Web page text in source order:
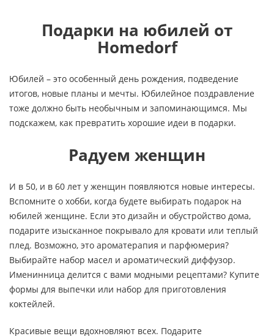
Подарки на юбилей от
Homedorf
Юбилей – это особенный день рождения, подведение
итогов, новые планы и мечты. Юбилейное поздравление
тоже должно быть необычным и запоминающимся. Мы
подскажем, как превратить хорошие идеи в подарки.
Радуем женщин
И в 50, и в 60 лет у женщин появляются новые интересы.
Вспомните о хобби, когда будете выбирать подарок на
юбилей женщине. Если это дизайн и обустройство дома,
подарите изысканное покрывало для кровати или теплый
плед. Возможно, это ароматерапия и парфюмерия?
Выбирайте набор масел и ароматический диффузор.
Именинница делится с вами модными рецептами? Купите
формы для выпечки или набор для приготовления
коктейлей.
Красивые вещи вдохновляют всех. Подарите